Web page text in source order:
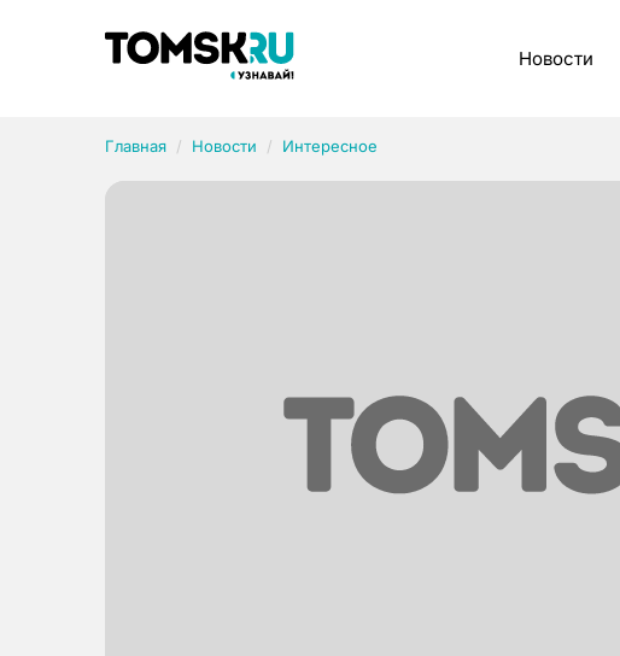
Новости
Главная Новости Интересное
Рубрики